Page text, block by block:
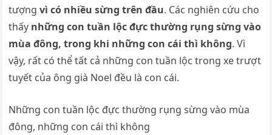
tượng vì có nhiều sừng trên đầu. Các nghiên cứu cho
thấy những con tuần lộc đực thường rụng sừng vào
mùa đông, trong khi những con cái thì không. Vì
vậy, rất có thể tất cả những con tuần lộc trong xe trượt
tuyết của ông già Noel đều là con cái.
Những con tuần lộc đực thường rụng sừng vào mùa
đông, những con cái thì không